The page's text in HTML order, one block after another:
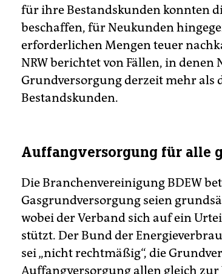
für ihre Bestandskunden konnten
beschaffen, für Neukunden
erforderlichen Mengen teuer
NRW berichtet von Fällen, in denen
Grundversorgung derzeit mehr als
Bestandskunden.
Auffangversorgung für alle
Die Branchenvereinigung BDEW
Gasgrundversorgung seien
wobei der Verband sich auf ein
stützt. Der Bund der
sei „nicht rechtmäßig“, die
Auffangversorgung allen gleich zur